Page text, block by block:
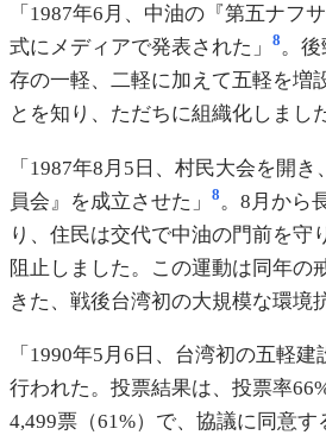
「1987年6月、中油の『第五ナフ
式にメディアで発表された」
8。
存の一軽、二軽に加えて五軽を増
とを知り、ただちに組織化しまし
「1987年8月5日、村民大会を開
員会』を成立させた」
8 。8月から
り、住民は交代で中油の門前を守
阻止しました。この運動は同年の
きた、戦後台湾初の大規模な環境
「1990年5月6日、台湾初の五軽
行われた。投票結果は、投票率
4,499票（61%）で、協議に同意す